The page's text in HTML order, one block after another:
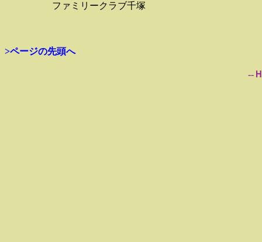
ファミリークラブ千塚
>ページの先頭へ
--